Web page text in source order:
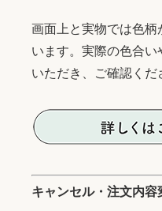
画面上と実物では色
います。実際の色合
いただき、ご確認くだ
キャンセル・注文内容